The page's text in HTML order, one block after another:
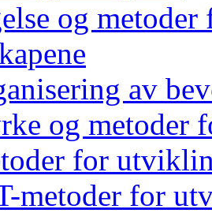
og
av
og metoder
for
metoder for